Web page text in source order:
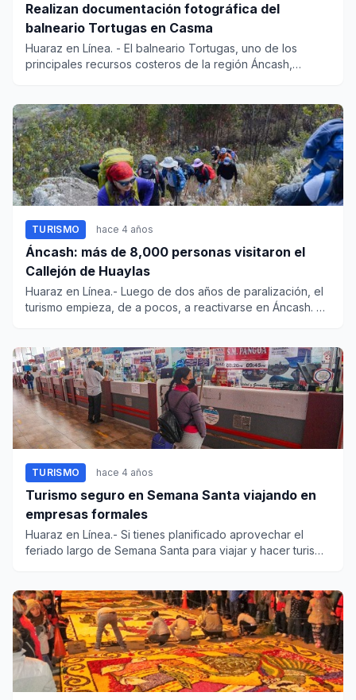
Realizan documentación fotográfica del
balneario Tortugas en Casma
Huaraz en Línea. - El balneario Tortugas, uno de los
principales recursos costeros de la región Áncash,
TURISMO hace 4 años
Áncash: más de 8,000 personas visitaron el
Callejón de Huaylas
Huaraz en Línea.- Luego de dos años de paralización, el
turismo empieza, de a pocos, a reactivarse en Áncash. En
TURISMO hace 4 años
Turismo seguro en Semana Santa viajando en
empresas formales
Huaraz en Línea.- Si tienes planificado aprovechar el
feriado largo de Semana Santa para viajar y hacer turismo